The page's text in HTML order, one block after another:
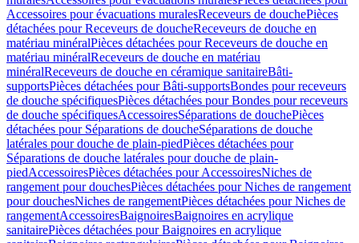
Accessoires pour évacuations muralesReceveurs de douchePièces
détachées pour Receveurs de doucheReceveurs de douche en
matériau minéralPièces détachées pour Receveurs de douche en
matériau minéralReceveurs de douche en matériau
minéralReceveurs de douche en céramique sanitaireBâti-
supportsPièces détachées pour Bâti-supportsBondes pour receveurs
de douche spécifiquesPièces détachées pour Bondes pour receveurs
de douche spécifiquesAccessoiresSéparations de douchePièces
détachées pour Séparations de doucheSéparations de douche
latérales pour douche de plain-piedPièces détachées pour
Séparations de douche latérales pour douche de plain-
piedAccessoiresPièces détachées pour AccessoiresNiches de
rangement pour douchesPièces détachées pour Niches de rangement
pour douchesNiches de rangementPièces détachées pour Niches de
rangementAccessoiresBaignoiresBaignoires en acrylique
sanitairePièces détachées pour Baignoires en acrylique